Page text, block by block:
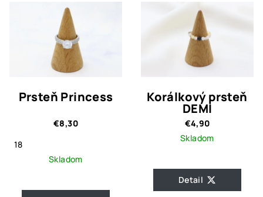
Prsteň Princess
€8,30
18
Skladom
Korálkový prsteň
DEMI
€4,90
Skladom
Detail